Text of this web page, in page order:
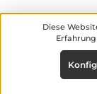
Diese